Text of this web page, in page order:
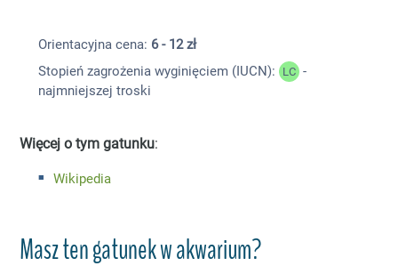
Orientacyjna cena: 6 - 12 zł
Stopień zagrożenia wyginięciem (IUCN):
LC -
najmniejszej troski
Więcej o tym gatunku:
Wikipedia
Masz ten gatunek w akwarium?